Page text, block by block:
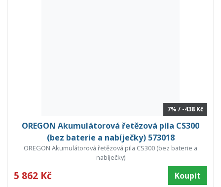
7% / -438 Kč
OREGON Akumulátorová řetězová pila CS300
(bez baterie a nabíječky) 573018
OREGON Akumulátorová řetězová pila CS300 (bez baterie a
nabíječky)
5 862 Kč Koupit